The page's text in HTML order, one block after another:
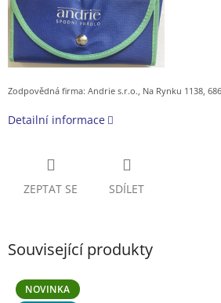
Zodpovědná firma: Andrie s.r.o., Na Rynku 1138,
Detailní informace
ZEPTAT SE SDÍLET
Související produkty
NOVINKA